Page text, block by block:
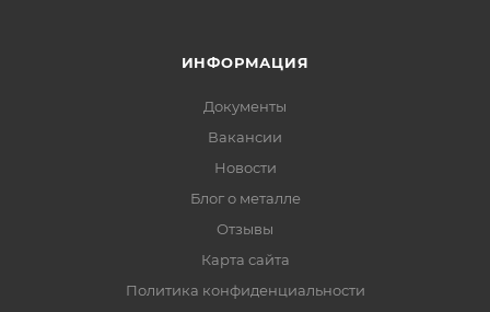
ИНФОРМАЦИЯ
Документы
Вакансии
Новости
Блог о металле
Отзывы
Карта сайта
Политика конфиденциальности